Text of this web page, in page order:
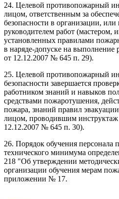
24. Целевой противопожарный
лицом, ответственным за
безопасности в организации, или
руководителем работ (мастером,
установленных правилами
в наряде-допуске на
от 12.12.2007 № 645 п. 29).
25. Целевой противопожарный
безопасности завершается
работником знаний и навыков
средствами пожаротушения,
пожара, знаний правил
лицом, проводившим
12.12.2007 № 645 п. 30).
26. Порядок обучения
технического минимума
218 "Об утверждении
организации обучения мерам
приложении № 17.